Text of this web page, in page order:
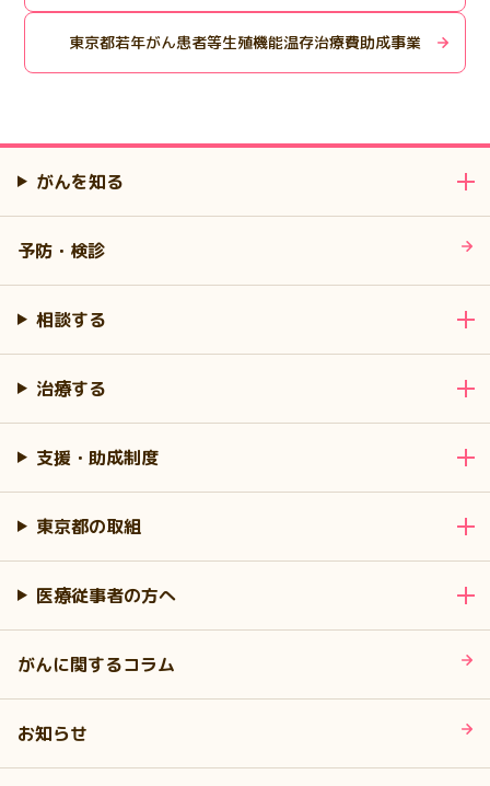
東京都若年がん患者等生殖機能温存治療費助成事業
がんを知る
予防・検診
相談する
治療する
支援・助成制度
東京都の取組
医療従事者の方へ
がんに関するコラム
お知らせ